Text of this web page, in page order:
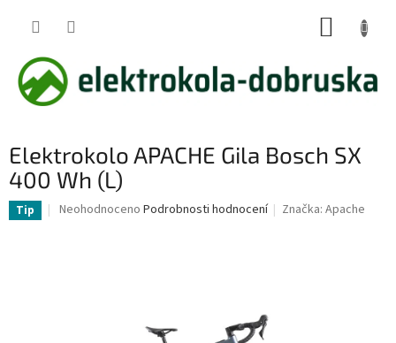
Elektrokolo APACHE Gila Bosch SX
400 Wh (L)
Tip
Průměrné
Neohodnoceno Podrobnosti hodnocení Značka:Apache